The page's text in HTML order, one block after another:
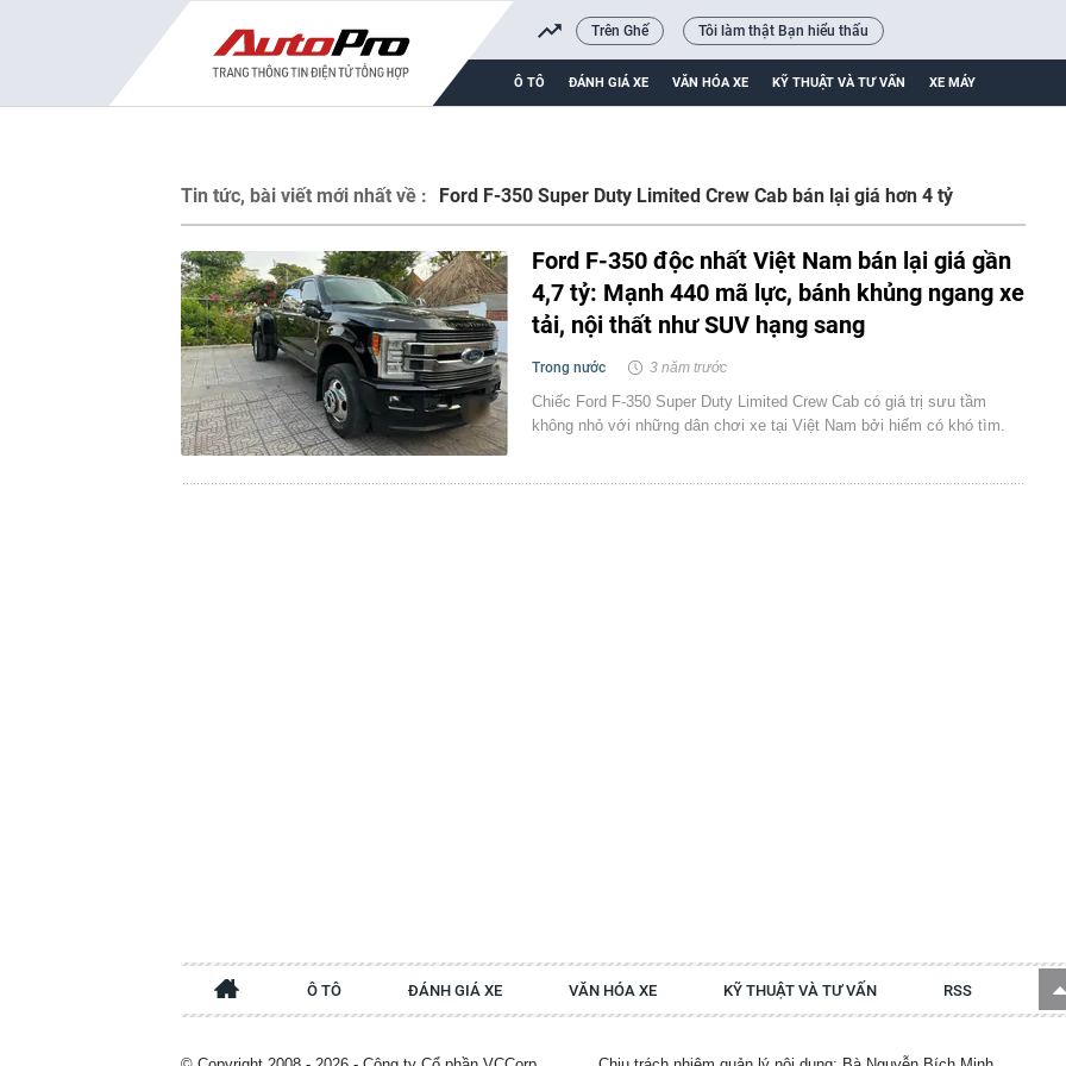
Trên Ghế Tôi làm thật Bạn hiểu thấu
Ô TÔ ĐÁNH GIÁ XE VĂN HÓA XE KỸ THUẬT VÀ TƯ VẤN XE MÁY
Tin tức, bài viết mới nhất về : Ford F-350 Super Duty Limited Crew Cab bán lại giá hơn 4 tỷ
Ford F-350 độc nhất Việt Nam bán lại giá gần
4,7 tỷ: Mạnh 440 mã lực, bánh khủng ngang xe
tải, nội thất như SUV hạng sang
Trong nước 3 năm trước
Chiếc Ford F-350 Super Duty Limited Crew Cab có giá trị sưu tầm
không nhỏ với những dân chơi xe tại Việt Nam bởi hiếm có khó tìm.
Ô TÔ ĐÁNH GIÁ XE VĂN HÓA XE KỸ THUẬT VÀ TƯ VẤN RSS